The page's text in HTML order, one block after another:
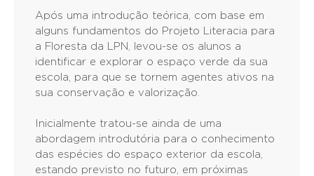
Após uma introdução teórica, com base em
alguns fundamentos do Projeto Literacia para
a Floresta da LPN, levou-se os alunos a
identificar e explorar o espaço verde da sua
escola, para que se tornem agentes ativos na
sua conservação e valorização.
Inicialmente tratou-se ainda de uma
abordagem introdutória para o conhecimento
das espécies do espaço exterior da escola,
estando previsto no futuro, em próximas